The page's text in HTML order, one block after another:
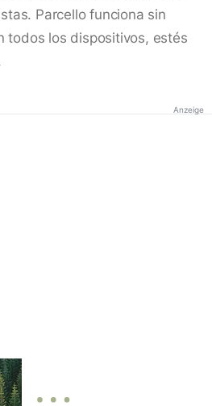
Parcello funciona sin
todos los dispositivos, estés
Anzeige